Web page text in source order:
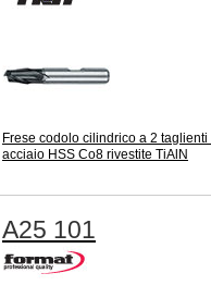
Frese codolo cilindrico a 2 taglienti
acciaio HSS Co8 rivestite TiAlN
A25 101